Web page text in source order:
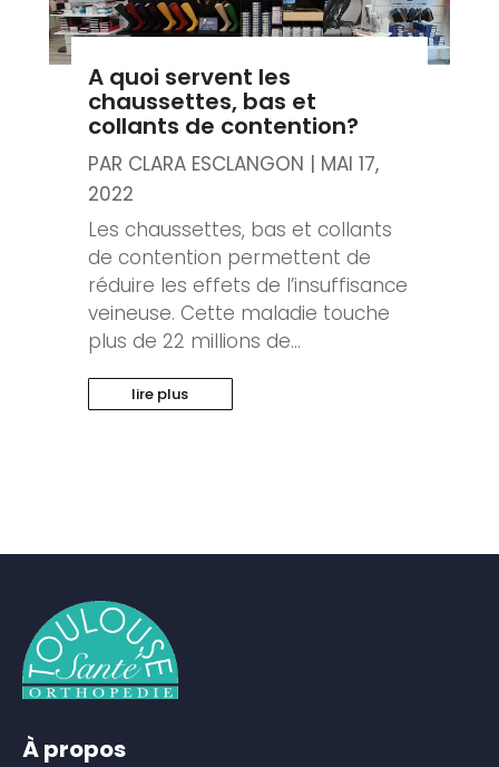
A quoi servent les
chaussettes, bas et
collants de contention?
PAR CLARA ESCLANGON | MAI 17,
2022
Les chaussettes, bas et collants
de contention permettent de
réduire les effets de l’insuffisance
veineuse. Cette maladie touche
plus de 22 millions de...
lire plus
À propos